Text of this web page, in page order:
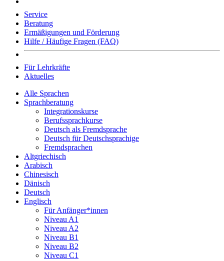
Service
Beratung
Ermäßigungen und Förderung
Hilfe / Häufige Fragen (FAQ)
Für Lehrkräfte
Aktuelles
Alle Sprachen
Sprachberatung
Integrationskurse
Berufssprachkurse
Deutsch als Fremdsprache
Deutsch für Deutschsprachige
Fremdsprachen
Altgriechisch
Arabisch
Chinesisch
Dänisch
Deutsch
Englisch
Für Anfänger*innen
Niveau A1
Niveau A2
Niveau B1
Niveau B2
Niveau C1